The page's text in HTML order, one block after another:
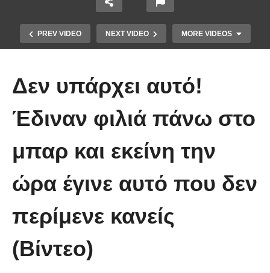
PREV VIDEO NEXT VIDEO MORE VIDEOS
άτυχη μέρα στη δουλειά
Δεν υπάρχει αυτό!
Έδιναν φιλιά πάνω στο
μπαρ και εκείνη την
ώρα έγινε αυτό που δεν
περίμενε κανείς
(Βίντεο)